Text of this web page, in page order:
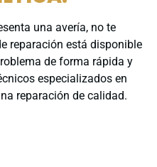
una avería, no te
reparación está disponible
de forma rápida y
especializados en
reparación de calidad.